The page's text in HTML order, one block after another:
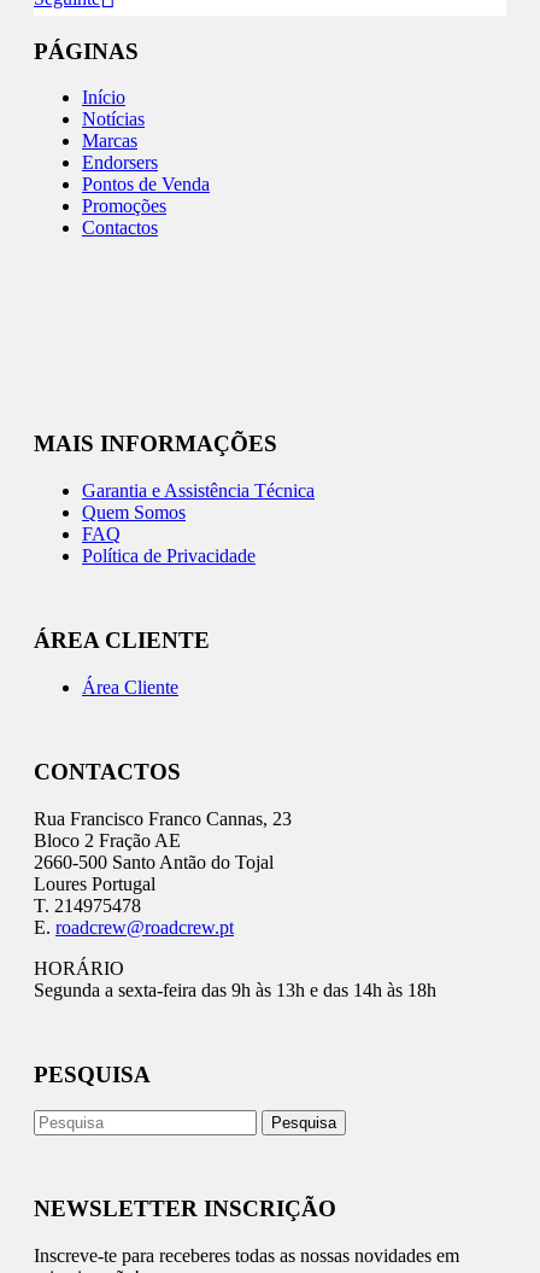
PÁGINAS
Início
Notícias
Marcas
Endorsers
Pontos de Venda
Promoções
Contactos
MAIS INFORMAÇÕES
Garantia e Assistência Técnica
Quem Somos
FAQ
Política de Privacidade
ÁREA CLIENTE
Área Cliente
CONTACTOS
Rua Francisco Franco Cannas, 23
Bloco 2 Fração AE
2660-500 Santo Antão do Tojal
Loures Portugal
T. 214975478
E. roadcrew@roadcrew.pt
HORÁRIO
Segunda a sexta-feira das 9h às 13h e das 14h às 18h
PESQUISA
NEWSLETTER INSCRIÇÃO
Inscreve-te para receberes todas as nossas novidades em